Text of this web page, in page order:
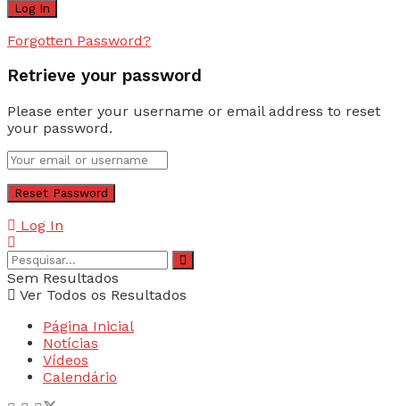
Forgotten Password?
Retrieve your password
Please enter your username or email address to reset
your password.
Log In
Sem Resultados
Ver Todos os Resultados
Página Inicial
Notícias
Vídeos
Calendário